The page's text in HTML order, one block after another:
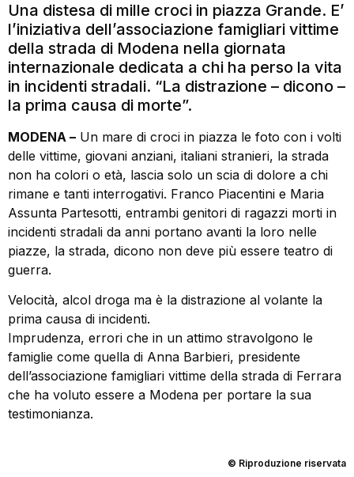
Una distesa di mille croci in piazza Grande. E’
l’iniziativa dell’associazione famigliari vittime
della strada di Modena nella giornata
internazionale dedicata a chi ha perso la vita
in incidenti stradali. “La distrazione – dicono –
la prima causa di morte”.
MODENA – Un mare di croci in piazza le foto con i volti
delle vittime, giovani anziani, italiani stranieri, la strada
non ha colori o età, lascia solo un scia di dolore a chi
rimane e tanti interrogativi. Franco Piacentini e Maria
Assunta Partesotti, entrambi genitori di ragazzi morti in
incidenti stradali da anni portano avanti la loro nelle
piazze, la strada, dicono non deve più essere teatro di
guerra.
Velocità, alcol droga ma è la distrazione al volante la
prima causa di incidenti.
Imprudenza, errori che in un attimo stravolgono le
famiglie come quella di Anna Barbieri, presidente
dell’associazione famigliari vittime della strada di Ferrara
che ha voluto essere a Modena per portare la sua
testimonianza.
© Riproduzione riservata